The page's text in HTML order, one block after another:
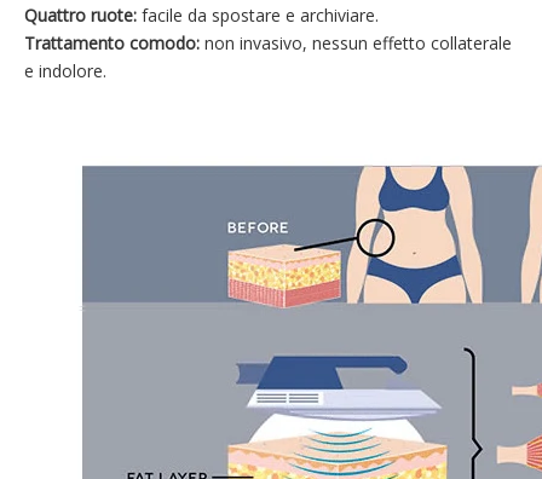
Quattro ruote: facile da spostare e archiviare.
Trattamento comodo: non invasivo, nessun effetto collaterale
e indolore.